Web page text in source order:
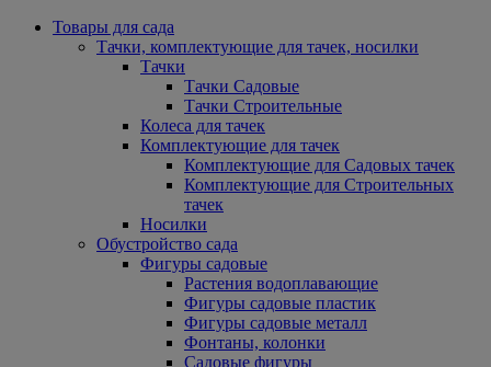
Товары для сада
Тачки, комплектующие для тачек, носилки
Тачки
Тачки Садовые
Тачки Строительные
Колеса для тачек
Комплектующие для тачек
Комплектующие для Садовых тачек
Комплектующие для Строительных
тачек
Носилки
Обустройство сада
Фигуры садовые
Растения водоплавающие
Фигуры садовые пластик
Фигуры садовые металл
Фонтаны, колонки
Садовые фигуры